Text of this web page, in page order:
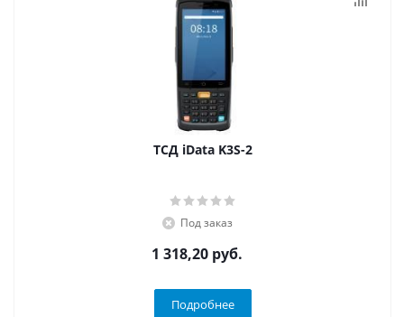
ТСД iData K3S-2
Под заказ
1 318,20 руб.
Подробнее